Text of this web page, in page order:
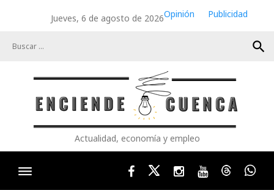
Jueves, 6 de agosto de 2026Opinión
Publicidad
search
Actualidad, economía y empleo
FacebookTwitterInstagram
YoutubeThreads